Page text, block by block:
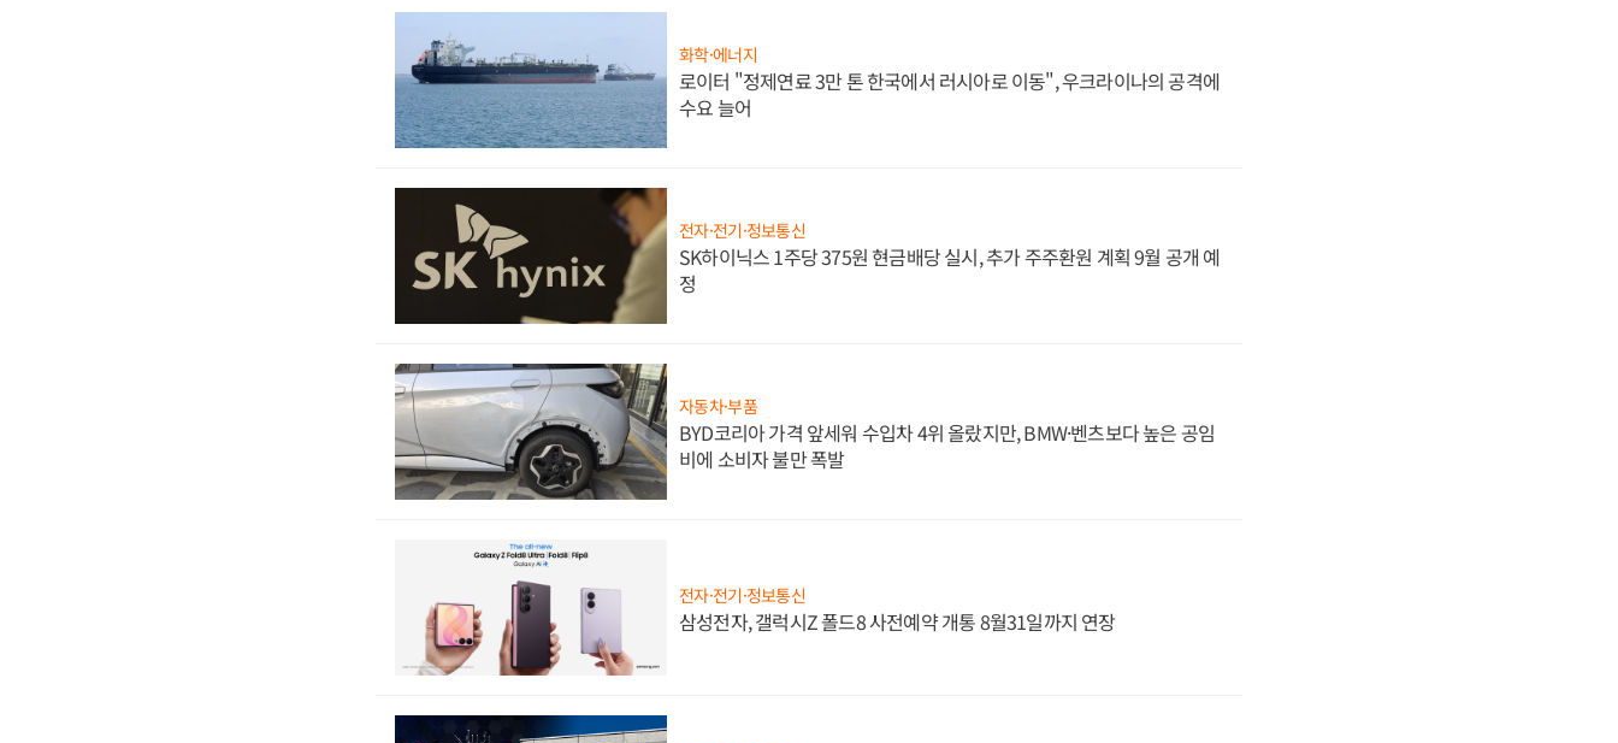
화학·에너지
로이터 "정제연료 3만 톤 한국에서 러시아로 이동", 우크라이나의 공격에
수요 늘어
전자·전기·정보통신
SK하이닉스 1주당 375원 현금배당 실시, 추가 주주환원 계획 9월 공개 예
정
자동차·부품
BYD코리아 가격 앞세워 수입차 4위 올랐지만, BMW·벤츠보다 높은 공임
비에 소비자 불만 폭발
전자·전기·정보통신
삼성전자, 갤럭시Z 폴드8 사전예약 개통 8월31일까지 연장